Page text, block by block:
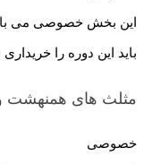
این بخش خصوصی می
باید این دوره را خریداری
مثلث های همنهشت
خصوصی